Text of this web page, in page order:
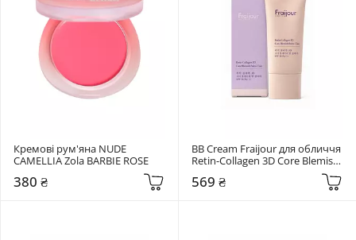
Кремові рум'яна NUDE
CAMELLIA Zola BARBIE ROSE
380 ₴
BB Cream Fraijour для обличчя
Retin-Collagen 3D Core Blemish
569 ₴